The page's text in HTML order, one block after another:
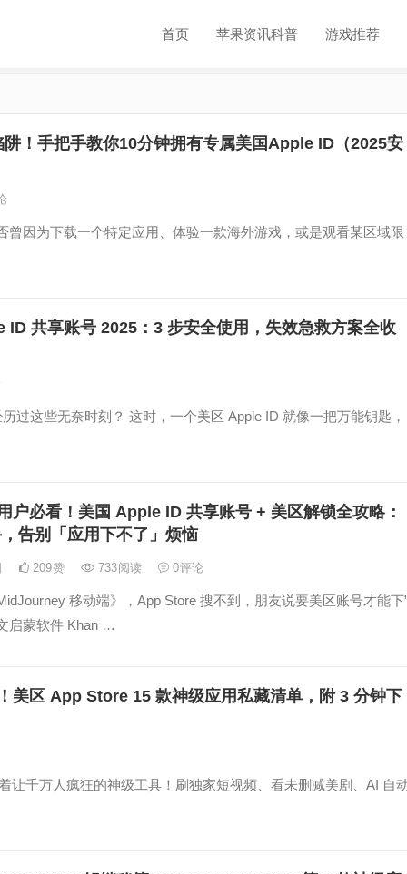
首页 苹果资讯科普 游戏推荐
阱！手把手教你10分钟拥有专属美国Apple ID（2025安
曾因为下载一个特定应用、体验一款海外游戏，或是观看某区域限
ID 共享账号 2025：3 步安全使用，失效急救方案全收
过这些无奈时刻？​ 这时，一个美区 Apple ID 就像一把万能钥匙，
户必看！美国 Apple ID 共享账号 + 美区解锁全攻略：
告别「应用下不了」烦恼
209赞 733阅读 0评论
移动端》，App Store 搜不到，朋友说要美区账号才能下
启蒙软件 Khan …
美区 App Store 15 款神级应用私藏清单，附 3 分钟下
让千万人疯狂的神级工具！刷独家短视频、看未删减美剧、AI 自